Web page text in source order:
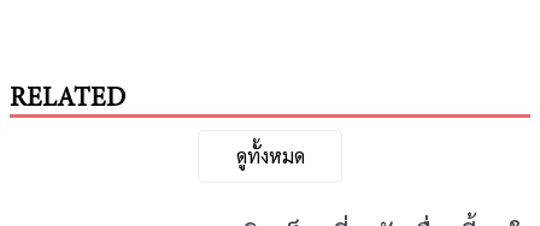
RELATED
ดูทั้งหมด